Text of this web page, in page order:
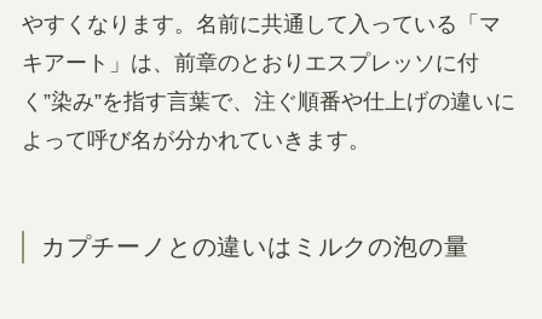
やすくなります。名前に共通して入っている「マ
キアート」は、前章のとおりエスプレッソに付
く”染み”を指す言葉で、注ぐ順番や仕上げの違いに
よって呼び名が分かれていきます。
カプチーノとの違いはミルクの泡の量